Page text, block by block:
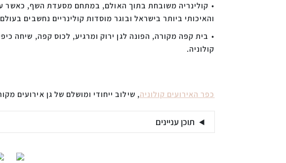
קולינריה משובחת בתוך האולם, במתחם מסעדת השף, כאשר
והאיכותי ביותר בישראל ובוגר מוסדות קולינריים נחשבים
בית קפה מקורה, הפונה לגן ירוק ומרגיע, לכוס קפה, שיחה
קולוניה.
כפר האירועים קולוניה, שילוב ייחודי ומושלם של גן אירועים
תוכן עניינים